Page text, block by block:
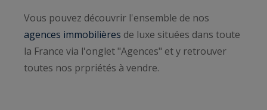
Vous pouvez découvrir l'ensemble de nos
agences immobilières de luxe situées dans toute
la France via l'onglet "Agences" et y retrouver
toutes nos prpriétés à vendre.